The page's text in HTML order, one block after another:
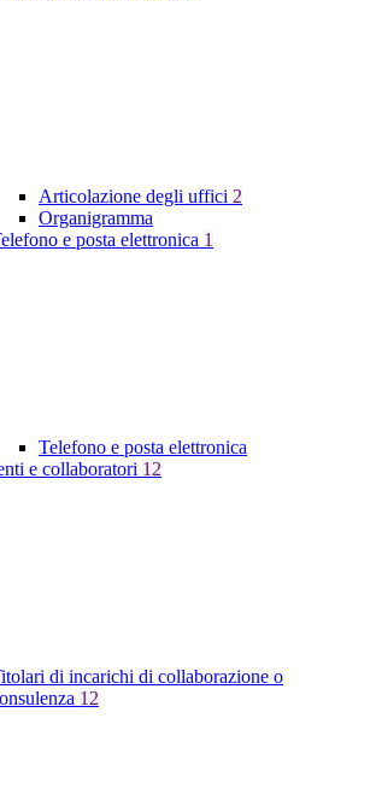
Articolazione degli uffici 2
Organigramma
e posta elettronica 1
Telefono e posta elettronica
e collaboratori 12
di incarichi di collaborazione o
12